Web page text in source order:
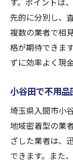
先的に分別し、
複数の業者で相
格が期待できま
ずに効率よく現
小谷田で不用
埼玉県入間市小
地域密着型の業
ざした業者は、
できます。また